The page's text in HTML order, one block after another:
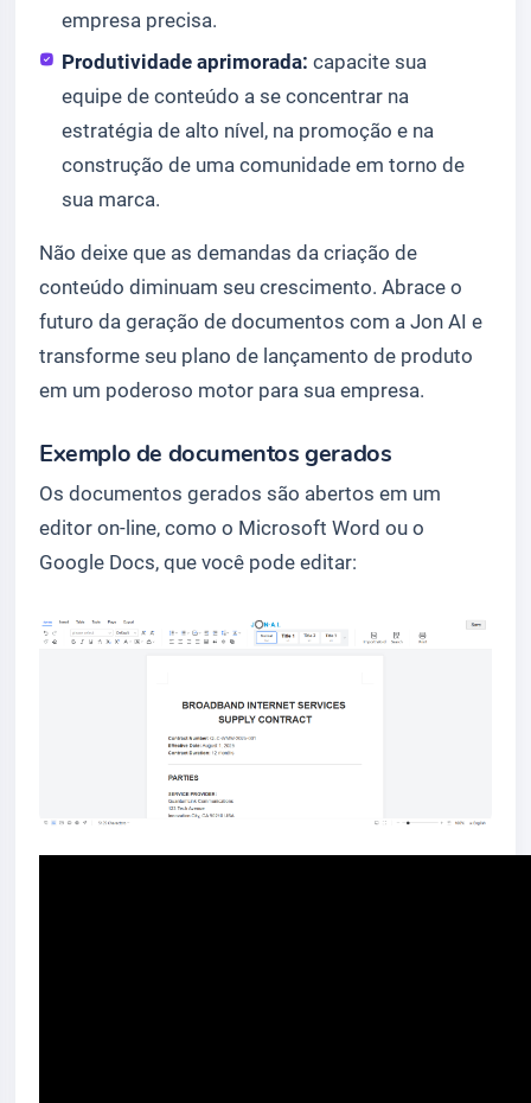
empresa precisa.
Produtividade aprimorada: capacite sua
equipe de conteúdo a se concentrar na
estratégia de alto nível, na promoção e na
construção de uma comunidade em torno de
sua marca.
Não deixe que as demandas da criação de
conteúdo diminuam seu crescimento. Abrace o
futuro da geração de documentos com a Jon AI e
transforme seu plano de lançamento de produto
em um poderoso motor para sua empresa.
Exemplo de documentos gerados
Os documentos gerados são abertos em um
editor on-line, como o Microsoft Word ou o
Google Docs, que você pode editar: